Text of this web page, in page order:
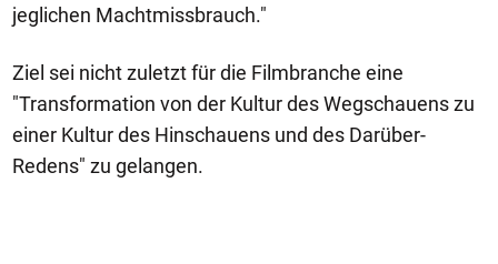
jeglichen Machtmissbrauch."
Ziel sei nicht zuletzt für die Filmbranche eine
"Transformation von der Kultur des Wegschauens zu
einer Kultur des Hinschauens und des Darüber-
Redens" zu gelangen.